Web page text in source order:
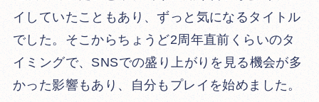
イしていたこともあり、ずっと気になるタイトル
でした。そこからちょうど2周年直前くらいのタ
イミングで、SNSでの盛り上がりを見る機会が多
かった影響もあり、自分もプレイを始めました。